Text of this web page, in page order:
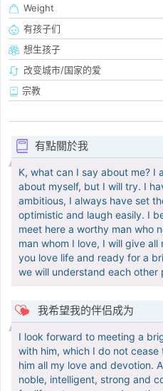
Weight
有孩子们
想生孩子
改变城市/国家的爱
宗教
有點關於我
K, what can I say about me?
about myself, but I will try. I
ambitious, I always have set
optimistic and laugh easily. I
meet here a worthy man who
man whom I love, I will give
you love life and ready for a
we will understand each other
我希望我的伴侣成为
I look forward to meeting a
with him, which I do not
him all my love and devotion.
noble, intelligent, strong and